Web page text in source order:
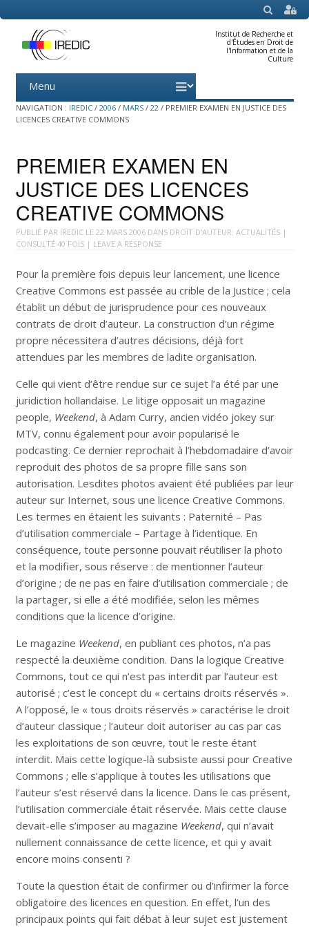
SEARCH
Institut de Recherche et
d'Études en Droit de
l'Information et de la
Culture
Menu
content
NAVIGATION : IREDIC / 2006 / MARS / 22 / PREMIER EXAMEN EN JUSTICE DES
LICENCES CREATIVE COMMONS
PREMIER EXAMEN EN
JUSTICE DES LICENCES
CREATIVE COMMONS
PUBLIÉ PAR IREDICLE 22 MARS 2006DANS DROIT D'AUTEUR: ACTUALITÉS|
CONSULTÉ 40 FOIS | LEAVE A RESPONSE
Pour la première fois depuis leur lancement, une licence
Creative Commons est passée au crible de la Justice ; cela
établit un début de jurisprudence pour ces nouveaux
contrats de droit d’auteur. La construction d’un régime
propre nécessitera d’autres décisions, déjà fort
attendues par les membres de ladite organisation.
Celle qui vient d’être rendue sur ce sujet l’a été par une
juridiction hollandaise. Le litige opposait un magazine
people, Weekend, à Adam Curry, ancien vidéo jokey sur
MTV, connu également pour avoir popularisé le
podcasting. Ce dernier reprochait à l’hebdomadaire d’avoir
reproduit des photos de sa propre fille sans son
autorisation. Lesdites photos avaient été publiées par leur
auteur sur Internet, sous une licence Creative Commons.
Les termes en étaient les suivants : Paternité – Pas
d’utilisation commerciale – Partage à l’identique. En
conséquence, toute personne pouvait réutiliser la photo
et la modifier, sous réserve : de mentionner l’auteur
d’origine ; de ne pas en faire d’utilisation commerciale ; de
la partager, si elle a été modifiée, selon les mêmes
conditions que la licence d’origine.
Le magazine Weekend, en publiant ces photos, n’a pas
respecté la deuxième condition. Dans la logique Creative
Commons, tout ce qui n’est pas interdit par l’auteur est
autorisé ; c’est le concept du « certains droits réservés ».
A l’opposé, le « tous droits réservés » caractérise le droit
d’auteur classique ; l’auteur doit autoriser au cas par cas
les exploitations de son œuvre, tout le reste étant
interdit. Mais cette logique-là subsiste aussi pour Creative
Commons ; elle s’applique à toutes les utilisations que
l’auteur s’est réservé dans la licence. Dans le cas présent,
l’utilisation commerciale était réservée. Mais cette clause
devait-elle s’imposer au magazine Weekend, qui n’avait
nullement connaissance de cette licence, et qui y avait
encore moins consenti ?
Toute la question était de confirmer ou d’infirmer la force
obligatoire des licences en question. En effet, l’un des
principaux points qui fait débat à leur sujet est justement